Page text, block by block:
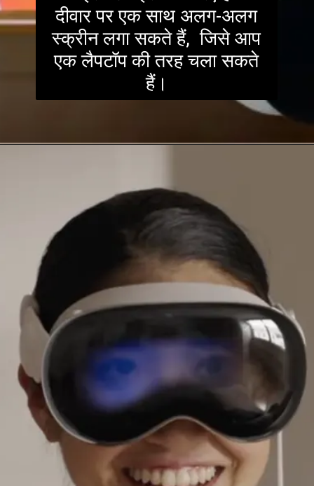
दीवार पर एक साथ अलग-अलग
स्क्रीन लगा सकते हैं, जिसे आप
एक लैपटॉप की तरह चला सकते
हैं।